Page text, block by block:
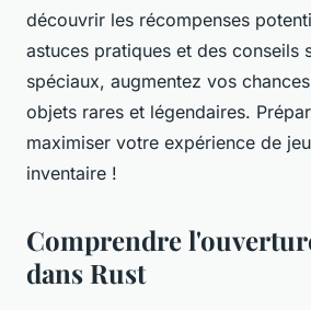
découvrir les récompenses
astuces pratiques et des conseils
spéciaux, augmentez vos
objets rares et légendaires.
maximiser votre expérience de
inventaire !
Comprendre
dans Rust